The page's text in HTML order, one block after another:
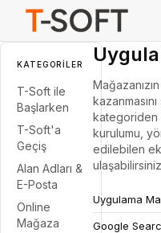
KATEGORILER
T-Soft ile
Başlarken
T-Soft'a
Geçiş
Alan Adları &
E-Posta
Online
Mağaza
kategoriden
kurulumu,
edilebilen
Uygulama
Google